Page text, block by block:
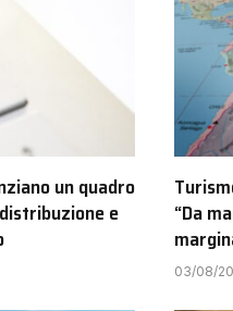
un quadro
e
“Da
03/08/